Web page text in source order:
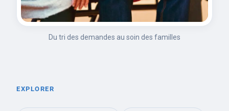
Du tri des demandes au soin des familles
EXPLORER